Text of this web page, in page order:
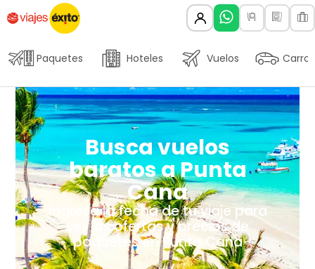
Paquetes Hoteles Vuelos Carros
Busca vuelos
baratos a Punta
Cana
Ingresa la fecha de tu viaje para
ver las ofertas y precios de
paquetes en Punta Cana